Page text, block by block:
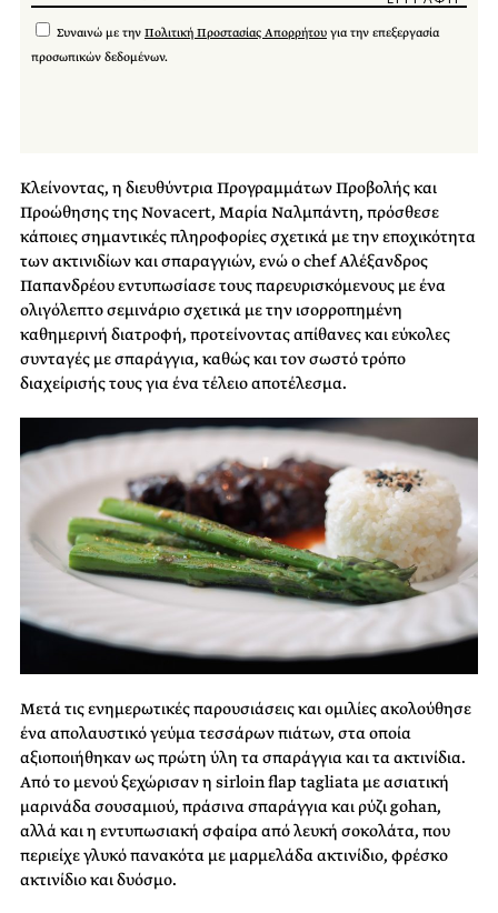
Συναινώ με την Πολιτική Προστασίας Απορρήτου για την επεξεργασία
προσωπικών δεδομένων.
Κλείνοντας, η διευθύντρια Προγραμμάτων Προβολής και
Προώθησης της Νovacert, Μαρία Ναλμπάντη, πρόσθεσε
κάποιες σημαντικές πληροφορίες σχετικά με την εποχικότητα
των ακτινιδίων και σπαραγγιών, ενώ ο chef Αλέξανδρος
Παπανδρέου εντυπωσίασε τους παρευρισκόμενους με ένα
ολιγόλεπτο σεμινάριο σχετικά με την ισορροπημένη
καθημερινή διατροφή, προτείνοντας απίθανες και εύκολες
συνταγές με σπαράγγια, καθώς και τον σωστό τρόπο
διαχείρισής τους για ένα τέλειο αποτέλεσμα.
Μετά τις ενημερωτικές παρουσιάσεις και ομιλίες ακολούθησε
ένα απολαυστικό γεύμα τεσσάρων πιάτων, στα οποία
αξιοποιήθηκαν ως πρώτη ύλη τα σπαράγγια και τα ακτινίδια.
Από το μενού ξεχώρισαν η sirloin flap tagliata με ασιατική
μαρινάδα σουσαμιού, πράσινα σπαράγγια και ρύζι gohan,
αλλά και η εντυπωσιακή σφαίρα από λευκή σοκολάτα, που
περιείχε γλυκό πανακότα με μαρμελάδα ακτινίδιο, φρέσκο
ακτινίδιο και δυόσμο.